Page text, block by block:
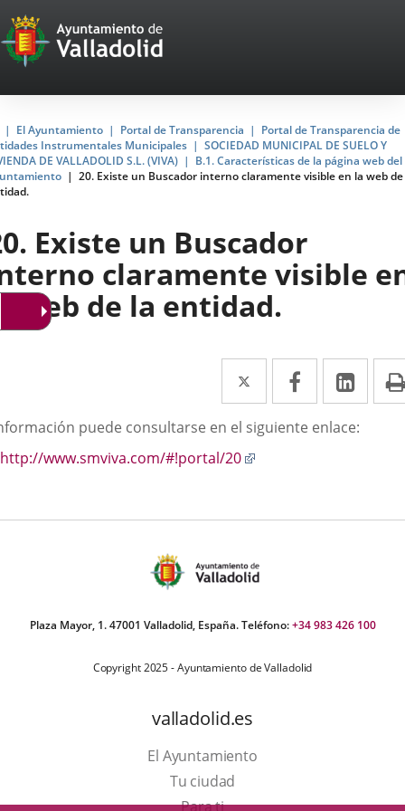
Portal
Web
del
Ayuntamiento
de
Valladolid
El Ayuntamiento Portal de Transparencia
Portal de Transparencia de
Instrumentales Municipales
SOCIEDAD MUNICIPAL DE SUELO Y
DE VALLADOLID S.L. (VIVA)
B.1. Características de la página web del
20. Existe un Buscador interno claramente visible en la web
Existe un Buscador
claramente visible
web de la entidad.
Twitter
Enlace
a
una
aplicación
Facebook
Enlace
a
una
a
una
puede consultarse en el siguiente enlace:
http://www.smviva.com/#!portal/20
aplicación
Plaza Mayor, 1. 47001 Valladolid, España. Teléfono:+34 983 426 100
Copyright 2025 - Ayuntamiento de Valladolid
valladolid.es
El Ayuntamiento
Tu ciudad
Para ti